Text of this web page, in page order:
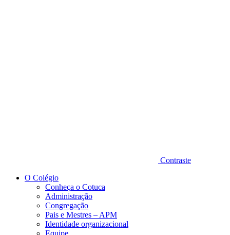
Contraste
O Colégio
Conheça o Cotuca
Administração
Congregação
Pais e Mestres – APM
Identidade organizacional
Equipe